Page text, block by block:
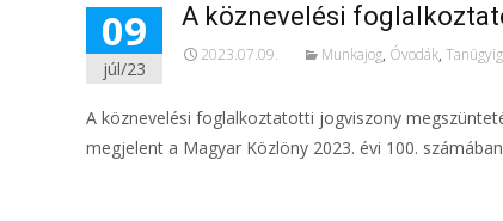
09
júl/23
A köznevelési
2023.07.09. Munkajog, Óvodák,
A köznevelési foglalkoztatotti jogviszony
megjelent a Magyar Közlöny 2023. évi 100.